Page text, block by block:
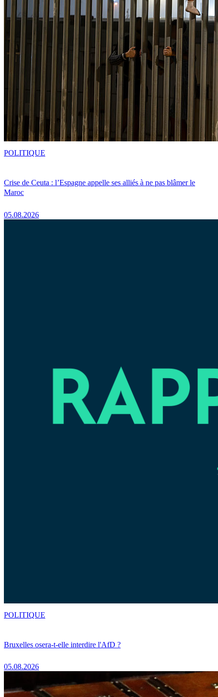
Crise de Ceuta : l’Espagne appelle ses alliés à ne pas blâmer le
Maroc
05.08.2026
POLITIQUE
Bruxelles osera-t-elle interdire l'AfD ?
05.08.2026
POLITIQUE